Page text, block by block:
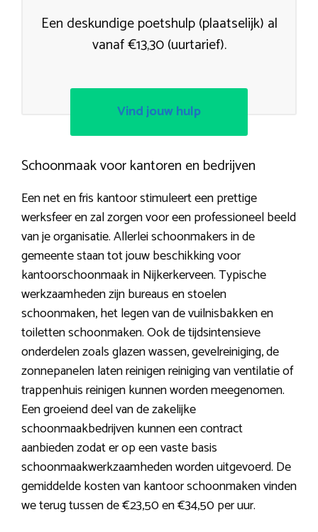
Een deskundige poetshulp (plaatselijk) al
vanaf €13,30 (uurtarief).
Vind jouw hulp
Schoonmaak voor kantoren en bedrijven
Een net en fris kantoor stimuleert een prettige
werksfeer en zal zorgen voor een professioneel beeld
van je organisatie. Allerlei schoonmakers in de
gemeente staan tot jouw beschikking voor
kantoorschoonmaak in Nijkerkerveen. Typische
werkzaamheden zijn bureaus en stoelen
schoonmaken, het legen van de vuilnisbakken en
toiletten schoonmaken. Ook de tijdsintensieve
onderdelen zoals glazen wassen, gevelreiniging, de
zonnepanelen laten reinigen reiniging van ventilatie of
trappenhuis reinigen kunnen worden meegenomen.
Een groeiend deel van de zakelijke
schoonmaakbedrijven kunnen een contract
aanbieden zodat er op een vaste basis
schoonmaakwerkzaamheden worden uitgevoerd. De
gemiddelde kosten van kantoor schoonmaken vinden
we terug tussen de €23,50 en €34,50 per uur.